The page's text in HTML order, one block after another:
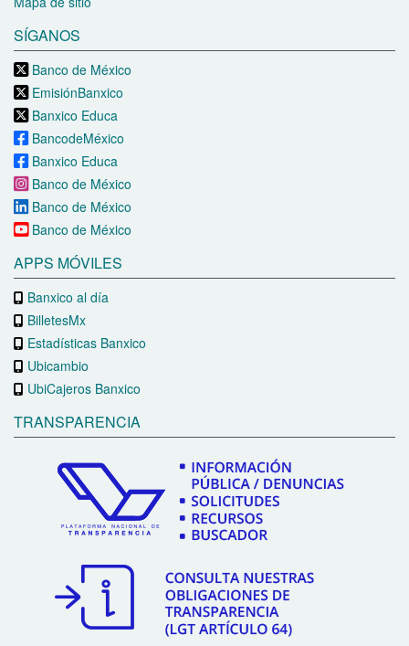
SÍGANOS
Banco de México
EmisiónBanxico
Banxico Educa
BancodeMéxico
Banxico Educa
Banco de México
Banco de México
Banco de México
APPS MÓVILES
Banxico al día
BilletesMx
Estadísticas Banxico
Ubicambio
UbiCajeros Banxico
TRANSPARENCIA